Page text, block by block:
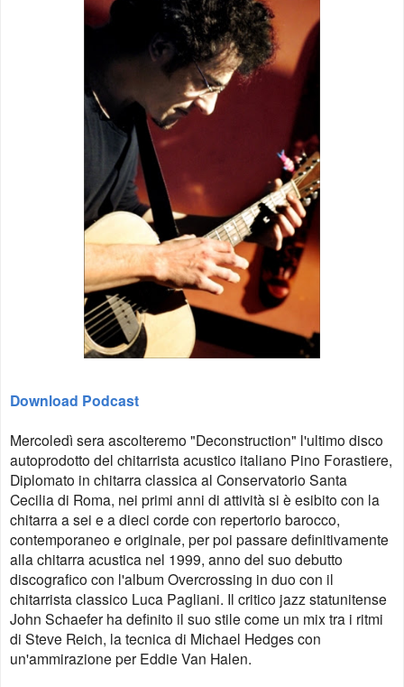
Download Podcast
Mercoledì sera ascolteremo "Deconstruction" l'ultimo disco
autoprodotto del chitarrista acustico italiano Pino Forastiere,
Diplomato in chitarra classica al Conservatorio Santa
Cecilia di Roma, nei primi anni di attività si è esibito con la
chitarra a sei e a dieci corde con repertorio barocco,
contemporaneo e originale, per poi passare definitivamente
alla chitarra acustica nel 1999, anno del suo debutto
discografico con l'album Overcrossing in duo con il
chitarrista classico Luca Pagliani. Il critico jazz statunitense
John Schaefer ha definito il suo stile come un mix tra i ritmi
di Steve Reich, la tecnica di Michael Hedges con
un'ammirazione per Eddie Van Halen.